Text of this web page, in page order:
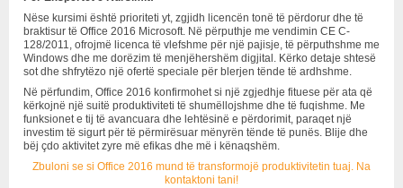
Nëse kursimi është prioriteti yt, zgjidh licencën tonë të përdorur dhe të
braktisur të Office 2016 Microsoft. Në përputhje me vendimin CE C-
128/2011, ofrojmë licenca të vlefshme për një pajisje, të përputhshme me
Windows dhe me dorëzim të menjëhershëm digjital. Kërko detaje shtesë
sot dhe shfrytëzo një ofertë speciale për blerjen tënde të ardhshme.
Në përfundim, Office 2016 konfirmohet si një zgjedhje fituese për ata që
kërkojnë një suitë produktiviteti të shumëllojshme dhe të fuqishme. Me
funksionet e tij të avancuara dhe lehtësinë e përdorimit, paraqet një
investim të sigurt për të përmirësuar mënyrën tënde të punës. Blije dhe
bëj çdo aktivitet zyre më efikas dhe më i kënaqshëm.
Zbuloni se si Office 2016 mund të transformojë produktivitetin tuaj. Na
kontaktoni tani!